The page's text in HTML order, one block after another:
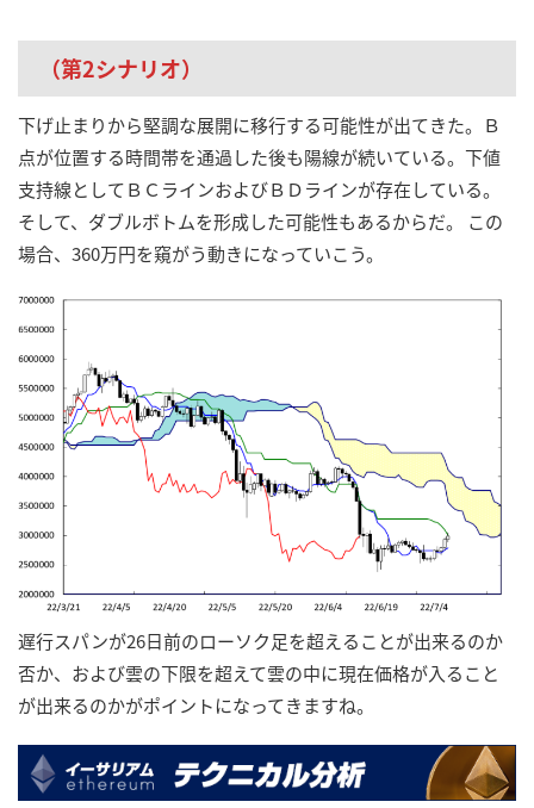
（第2シナリオ）
下げ止まりから堅調な展開に移行する可能性が出てきた。Ｂ
点が位置する時間帯を通過した後も陽線が続いている。下値
支持線としてＢＣラインおよびＢＤラインが存在している。
そして、ダブルボトムを形成した可能性もあるからだ。 この
場合、360万円を窺がう動きになっていこう。
遅行スパンが26日前のローソク足を超えることが出来るのか
否か、および雲の下限を超えて雲の中に現在価格が入ること
が出来るのかがポイントになってきますね。